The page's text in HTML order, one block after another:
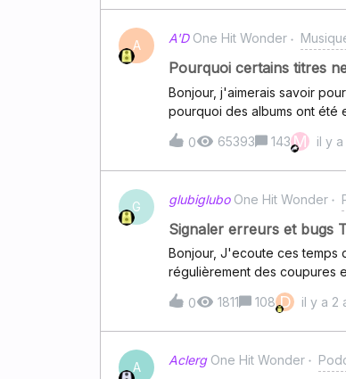
A A'D One Hit Wonder
Pourquoi certains titres
Bonjour, j'aimerais savoir
pourquoi des albums ont été
0 65393 143M il y a
G glubiglubo One Hit Wonder
Signaler erreurs et bugs
Bonjour, J'ecoute ces temps des podcasts (the minimalists sur un téléphone) et j'ai
régulièrement des coupures
ces podcasts avec un autre
& operateur sunrise).
0 1811 108 D il y a 2
A Aclerg One Hit Wonder